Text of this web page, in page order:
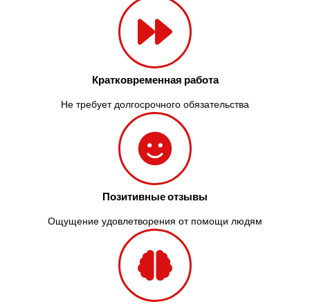
Кратковременная работа
Не требует долгосрочного обязательства
Позитивные отзывы
Ощущение удовлетворения от помощи людям